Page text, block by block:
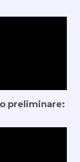
preliminare: